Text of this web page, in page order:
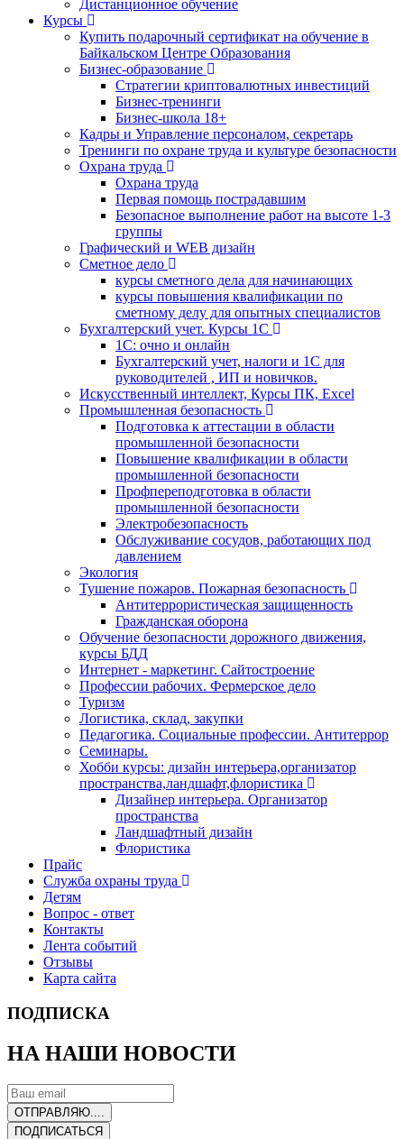
Дистанционное обучение
Курсы
Купить подарочный сертификат на обучение в
Байкальском Центре Образования
Бизнес-образование
Стратегии криптовалютных инвестиций
Бизнес-тренинги
Бизнес-школа 18+
Кадры и Управление персоналом, секретарь
Тренинги по охране труда и культуре безопасности
Охрана труда
Охрана труда
Первая помощь пострадавшим
Безопасное выполнение работ на высоте 1-3
группы
Графический и WEB дизайн
Сметное дело
курсы сметного дела для начинающих
курсы повышения квалификации по
сметному делу для опытных специалистов
Бухгалтерский учет. Курсы 1С
1С: очно и онлайн
Бухгалтерский учет, налоги и 1С для
руководителей , ИП и новичков.
Искусственный интеллект, Курсы ПК, Excel
Промышленная безопасность
Подготовка к аттестации в области
промышленной безопасности
Повышение квалификации в области
промышленной безопасности
Профпереподготовка в области
промышленной безопасности
Электробезопасность
Обслуживание сосудов, работающих под
давлением
Экология
Тушение пожаров. Пожарная безопасность
Антитеррористическая защищенность
Гражданская оборона
Обучение безопасности дорожного движения,
курсы БДД
Интернет - маркетинг. Сайтостроение
Профессии рабочих. Фермерское дело
Туризм
Логистика, склад, закупки
Педагогика. Социальные профессии. Антитеррор
Семинары.
Хобби курсы: дизайн интерьера,организатор
пространства,ландшафт,флористика
Дизайнер интерьера. Организатор
пространства
Ландшафтный дизайн
Флористика
Прайс
Служба охраны труда
Детям
Вопрос - ответ
Контакты
Лента событий
Отзывы
Карта сайта
ПОДПИСКА
НА НАШИ НОВОСТИ
ОТПРАВЛЯЮ....
ПОДПИСАТЬСЯ